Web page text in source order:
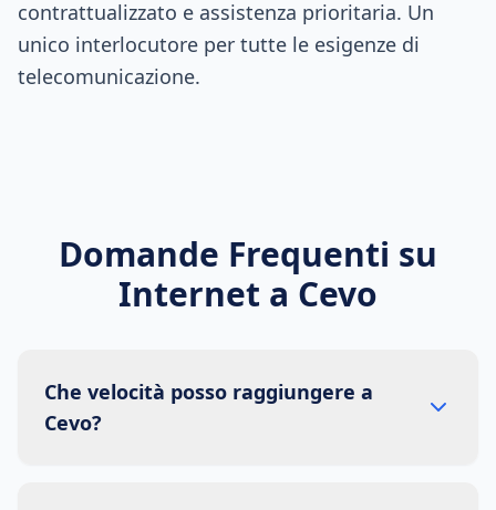
contrattualizzato e assistenza prioritaria. Un
unico interlocutore per tutte le esigenze di
telecomunicazione.
Domande Frequenti su
Internet a Cevo
Che velocità posso raggiungere a
Cevo?